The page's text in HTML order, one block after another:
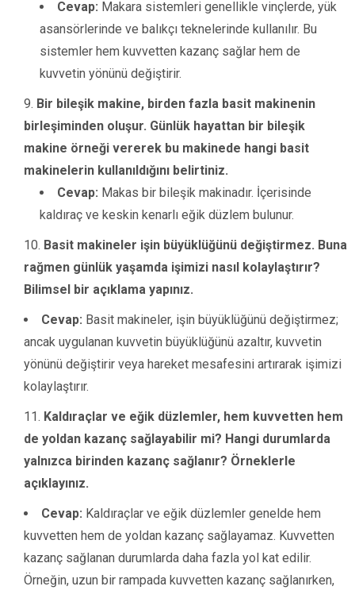
Cevap: Makara sistemleri genellikle vinçlerde, yük
asansörlerinde ve balıkçı teknelerinde kullanılır. Bu
sistemler hem kuvvetten kazanç sağlar hem de
kuvvetin yönünü değiştirir.
Bir bileşik makine, birden fazla basit makinenin
birleşiminden oluşur. Günlük hayattan bir bileşik
makine örneği vererek bu makinede hangi basit
makinelerin kullanıldığını belirtiniz.
Cevap: Makas bir bileşik makinadır. İçerisinde
kaldıraç ve keskin kenarlı eğik düzlem bulunur.
Basit makineler işin büyüklüğünü değiştirmez. Buna
rağmen günlük yaşamda işimizi nasıl kolaylaştırır?
Bilimsel bir açıklama yapınız.
Cevap: Basit makineler, işin büyüklüğünü değiştirmez;
ancak uygulanan kuvvetin büyüklüğünü azaltır, kuvvetin
yönünü değiştirir veya hareket mesafesini artırarak işimizi
kolaylaştırır.
Kaldıraçlar ve eğik düzlemler, hem kuvvetten hem
de yoldan kazanç sağlayabilir mi? Hangi durumlarda
yalnızca birinden kazanç sağlanır? Örneklerle
açıklayınız.
Cevap: Kaldıraçlar ve eğik düzlemler genelde hem
kuvvetten hem de yoldan kazanç sağlayamaz. Kuvvetten
kazanç sağlanan durumlarda daha fazla yol kat edilir.
Örneğin, uzun bir rampada kuvvetten kazanç sağlanırken,